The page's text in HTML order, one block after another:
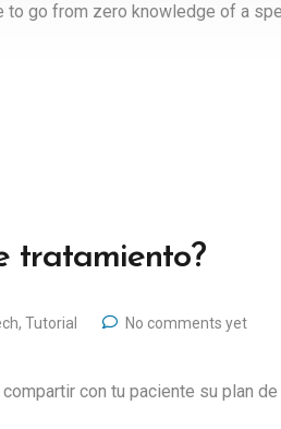
to go from zero knowledge of a
tratamiento?
, Tutorial No comments yet
con tu paciente su plan